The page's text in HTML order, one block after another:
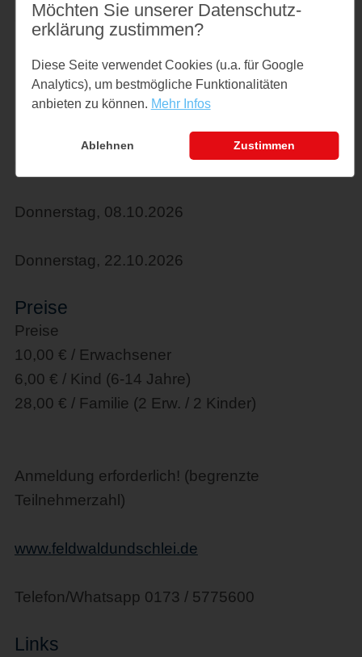
September:
Donnerstag, 10.09.2026
Donnerstag, 24.09.2026
Donnerstag, 08.10.2026
Donnerstag, 22.10.2026
Preise
Preise
10,00 € / Erwachsener
6,00 € / Kind (6-14 Jahre)
28,00 € / Familie (2 Erw. / 2 Kinder)
Anmeldung erforderlich! (begrenzte
Teilnehmerzahl)
www.feldwaldundschlei.de
Telefon/Whatsapp 0173 / 5775600
Links
Möchten Sie unserer Datenschutz­
erklärung zustimmen?
Diese Seite verwendet Cookies (u.a. für Google
Analytics), um bestmögliche Funktionalitäten
anbieten zu können. Mehr Infos
Ablehnen Zustimmen